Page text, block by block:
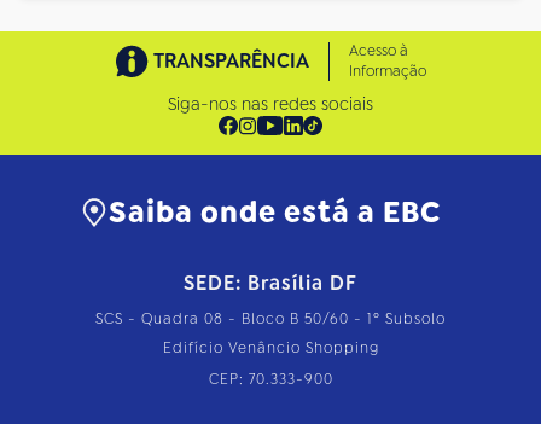
TRANSPARÊNCIA
Acesso à
Informação
Siga-nos nas redes sociais
Saiba onde está a EBC
SEDE: Brasília DF
SCS - Quadra 08 - Bloco B 50/60 - 1º Subsolo
Edifício Venâncio Shopping
CEP: 70.333-900